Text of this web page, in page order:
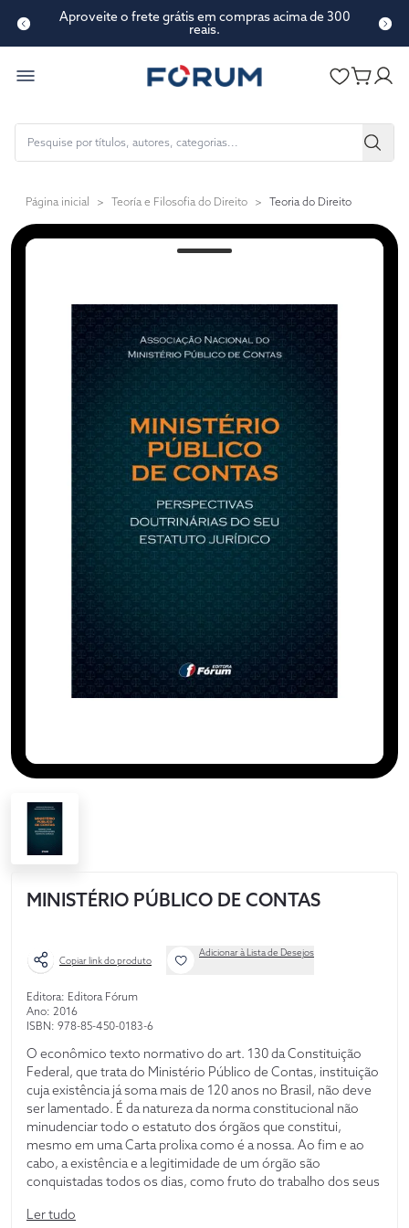
Aproveite o frete grátis em compras acima de 300
reais.
Página inicial > Teoría e Filosofia do Direito > Teoria do Direito
MINISTÉRIO PÚBLICO DE CONTAS
Copiar link do produto
Adicionar à Lista de Desejos
Editora: Editora Fórum
Ano: 2016
ISBN: 978-85-450-0183-6
O econômico texto normativo do art. 130 da Constituição
Federal, que trata do Ministério Público de Contas, instituição
cuja existência já soma mais de 120 anos no Brasil, não deve
ser lamentado. É da natureza da norma constitucional não
minudenciar todo o estatuto dos órgãos que constitui,
mesmo em uma Carta prolixa como é a nossa. Ao fim e ao
cabo, a existência e a legitimidade de um órgão são
conquistadas todos os dias, como fruto do trabalho dos seus
jurisprudência. Esta obra pretende exatamente expor, nos
Ler tudo